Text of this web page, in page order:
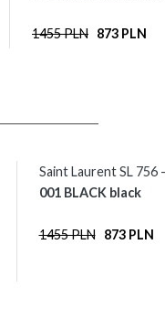
1455 PLN 873 PLN
Saint Laurent SL 756
001 BLACK black
1455 PLN 873 PLN